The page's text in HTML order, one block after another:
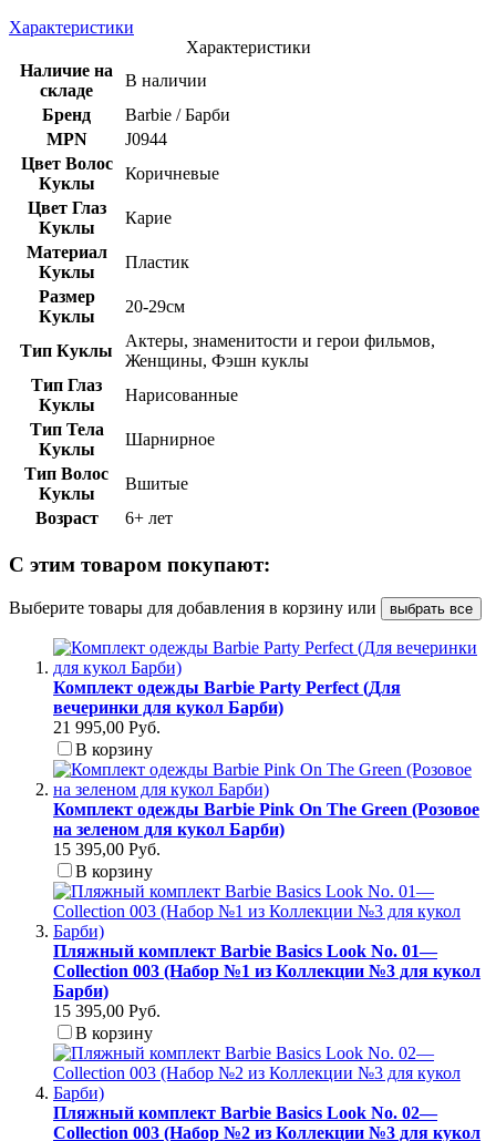
Характеристики
Характеристики
Наличие на
складе
В наличии
Бренд
Barbie / Барби
MPN
J0944
Цвет Волос
Куклы
Коричневые
Цвет Глаз
Куклы
Карие
Материал
Куклы
Пластик
Размер
Куклы
20-29см
Тип Куклы
Актеры, знаменитости и герои фильмов,
Женщины, Фэшн куклы
Тип Глаз
Куклы
Нарисованные
Тип Тела
Куклы
Шарнирное
Тип Волос
Куклы
Вшитые
Возраст
6+ лет
С этим товаром покупают:
Выберите товары для добавления в корзину или выбрать все
Комплект одежды Barbie Party Perfect (Для
вечеринки для кукол Барби)
21 995,00 Руб.
В корзину
Комплект одежды Barbie Pink On The Green (Розовое
на зеленом для кукол Барби)
15 395,00 Руб.
В корзину
Пляжный комплект Barbie Basics Look No. 01—
Collection 003 (Набор №1 из Коллекции №3 для кукол
Барби)
15 395,00 Руб.
В корзину
Пляжный комплект Barbie Basics Look No. 02—
Collection 003 (Набор №2 из Коллекции №3 для кукол